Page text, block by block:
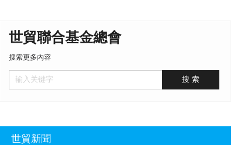
世貿聯合基金總會
搜索更多內容
世貿新聞